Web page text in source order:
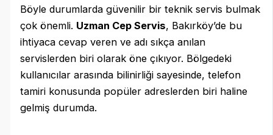
Böyle durumlarda güvenilir bir teknik servis bulmak
çok önemli. Uzman Cep Servis, Bakırköy’de bu
ihtiyaca cevap veren ve adı sıkça anılan
servislerden biri olarak öne çıkıyor. Bölgedeki
kullanıcılar arasında bilinirliği sayesinde, telefon
tamiri konusunda popüler adreslerden biri haline
gelmiş durumda.